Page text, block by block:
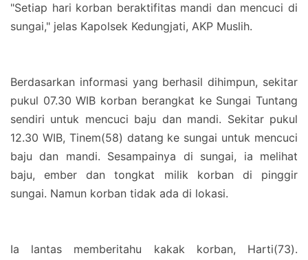
"Setiap hari korban beraktifitas mandi dan mencuci di
sungai," jelas Kapolsek Kedungjati, AKP Muslih.
Berdasarkan informasi yang berhasil dihimpun, sekitar
pukul 07.30 WIB korban berangkat ke Sungai Tuntang
sendiri untuk mencuci baju dan mandi. Sekitar pukul
12.30 WIB, Tinem(58) datang ke sungai untuk mencuci
baju dan mandi. Sesampainya di sungai, ia melihat
baju, ember dan tongkat milik korban di pinggir
sungai. Namun korban tidak ada di lokasi.
Ia lantas memberitahu kakak korban, Harti(73).